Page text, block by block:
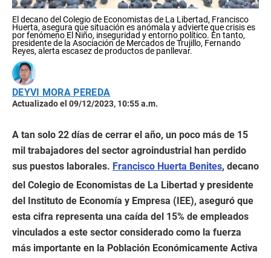
El decano del Colegio de Economistas de La Libertad, Francisco
Huerta, asegura que situación es anómala y advierte que crisis es
por fenómeno El Niño, inseguridad y entorno político. En tanto,
presidente de la Asociación de Mercados de Trujillo, Fernando
Reyes, alerta escasez de productos de panllevar.
DEYVI MORA PEREDA
Actualizado el 09/12/2023, 10:55 a.m.
A tan solo 22 días de cerrar el año, un poco más de 15
mil trabajadores del sector agroindustrial han perdido
sus puestos laborales. Francisco Huerta Benites, decano
del Colegio de Economistas de La Libertad y presidente
del Instituto de Economía y Empresa (IEE), aseguró que
esta cifra representa una caída del 15% de empleados
vinculados a este sector considerado como la fuerza
más importante en la Población Económicamente Activa